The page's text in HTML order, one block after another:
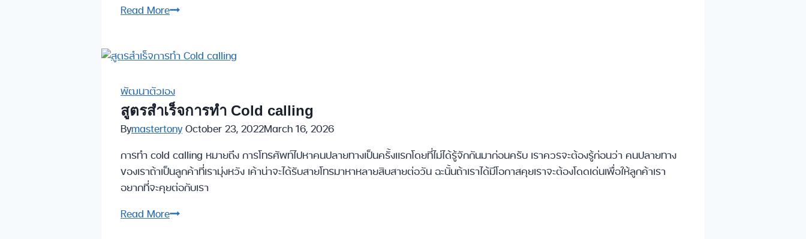
Read Moreเริ่ม
นัก
อย่างไร
ให้
ประสบ
สำเร็จ
พัฒนาตัวเอง
สูตรสำเร็จการทำ Cold calling
Bymastertony October 23, 2022March 16, 2026
การทำ cold calling หมายถึง การโทรศัพท์ไปหาคนปลายทางเป็นครั้งแรกโดยที่ไม่ได้รู้จักกันมาก่อนครับ เราควรจะต้องรู้ก่อนว่า คนปลายทาง
ของเราถ้าเป็นลูกค้าที่เรามุ่งหวัง เค้าน่าจะได้รับสายโทรมาหาหลายสิบสายต่อวัน ฉะนั้นถ้าเราได้มีโอกาสคุยเราจะต้องโดดเด่นเพื่อให้ลูกค้าเรา
อยากที่จะคุยต่อกับเรา
Read Moreสูตร